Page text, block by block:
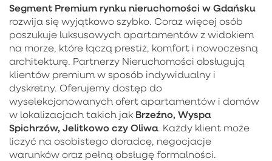
Segment Premium rynku nieruchomości w Gdańsku
rozwija się wyjątkowo szybko. Coraz więcej osób
poszukuje luksusowych apartamentów z widokiem
na morze, które łączą prestiż, komfort i nowoczesną
architekturę. Partnerzy Nieruchomości obsługują
klientów premium w sposób indywidualny i
dyskretny. Oferujemy dostęp do
wyselekcjonowanych ofert apartamentów i domów
w lokalizacjach takich jak Brzeźno, Wyspa
Spichrzów, Jelitkowo czy Oliwa. Każdy klient może
liczyć na osobistego doradcę, negocjacje
warunków oraz pełną obsługę formalności.